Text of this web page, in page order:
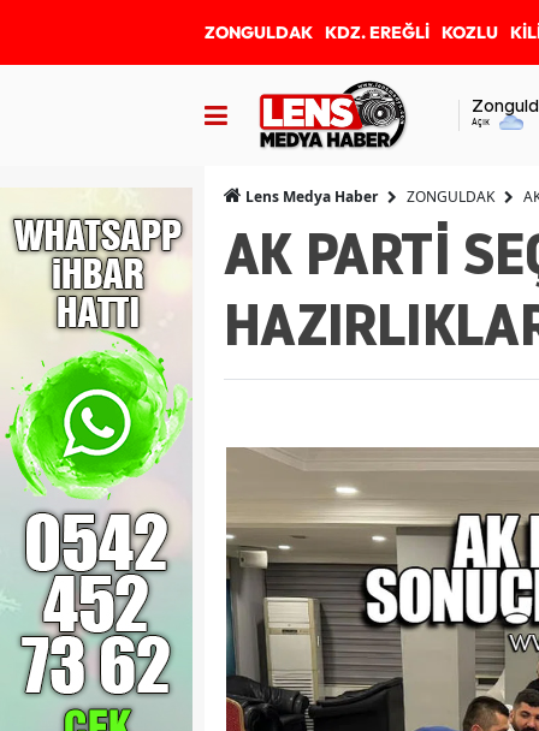
ZONGULDAK KDZ. EREĞLİ KOZLU
Açık
Lens Medya Haber ZONGULDAK
AK PARTİ